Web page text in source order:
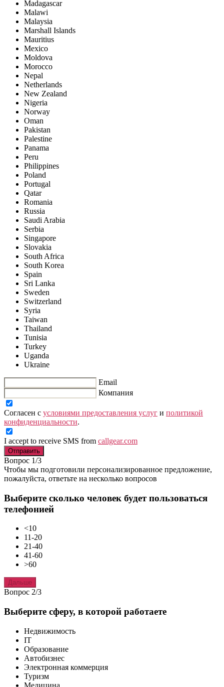
Madagascar
Malawi
Malaysia
Marshall Islands
Mauritius
Mexico
Moldova
Morocco
Nepal
Netherlands
New Zealand
Nigeria
Norway
Oman
Pakistan
Palestine
Panama
Peru
Philippines
Poland
Portugal
Qatar
Romania
Russia
Saudi Arabia
Serbia
Singapore
Slovakia
South Africa
South Korea
Spain
Sri Lanka
Sweden
Switzerland
Syria
Taiwan
Thailand
Tunisia
Turkey
Uganda
Ukraine
Email
Компания
Согласен с условиями предоставления услуг и политикой
конфиденциальности.
I accept to receive SMS from callgear.com
Отправить
Вопрос 1/3
Чтобы мы подготовили персонализированное предложение,
пожалуйста, ответьте на несколько вопросов
Выберите сколько человек будет пользоваться
телефонией
<10
11-20
21-40
41-60
>60
Дальше
Вопрос 2/3
Выберите сферу, в которой работаете
Недвижимость
IT
Образование
Автобизнес
Электронная коммерция
Туризм
Медицина